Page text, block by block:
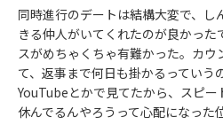
同時進行のデートは結構大変で、し
きる仲人がいてくれたのが良かっ
スがめちゃくちゃ有難かった。カウ
て、返事まで何日も掛かるっていう
YouTubeとかで見てたから、スピ
休んでるんやろうって心配になった